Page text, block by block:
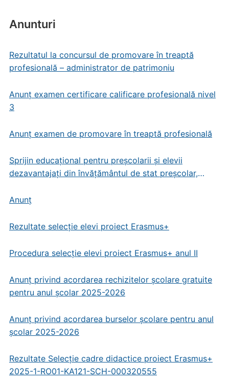
Anunturi
Rezultatul la concursul de promovare în treaptă
profesională – administrator de patrimoniu
Anunț examen certificare calificare profesională nivel
3
Anunț examen de promovare în treaptă profesională
Sprijin educațional pentru preșcolarii și elevii
dezavantajați din învățământul de stat preșcolar,
Anunț
Rezultate selecție elevi proiect Erasmus+
Procedura selecție elevi proiect Erasmus+ anul II
Anunț privind acordarea rechizitelor școlare gratuite
pentru anul școlar 2025-2026
Anunț privind acordarea burselor școlare pentru anul
școlar 2025-2026
Rezultate Selecție cadre didactice proiect Erasmus+
2025-1-RO01-KA121-SCH-000320555